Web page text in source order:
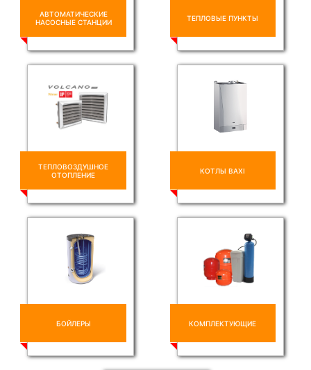
АВТОМАТИЧЕСКИЕ
НАСОСНЫЕ СТАНЦИИ
ТЕПЛОВЫЕ ПУНКТЫ
ТЕПЛОВОЗДУШНОЕ
ОТОПЛЕНИЕ
КОТЛЫ BAXI
БОЙЛЕРЫ КОМПЛЕКТУЮЩИЕ